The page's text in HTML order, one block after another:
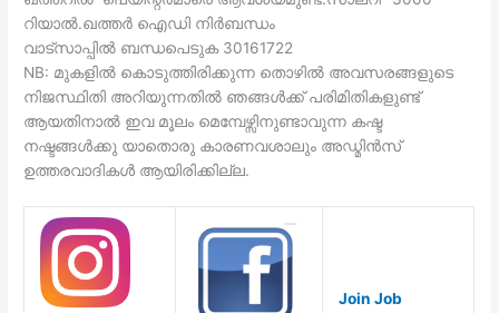
റിയാൽ.ഖത്തർ ഐഡി നിർബന്ധം
വാട്സാപ്പിൽ ബന്ധപെടുക 30161722
NB: മുകളിൽ കൊടുത്തിരിക്കുന്ന തൊഴിൽ അവസരങ്ങളുടെ
നിജസ്ഥിതി അറിയുന്നതിൽ ഞങ്ങൾക്ക് പരിമിതികളുണ്ട്
ആയതിനാൽ ഇവ മൂലം മെമ്പേഴ്സിനുണ്ടാവുന്ന കഷ്ട
നഷ്ടങ്ങൾക്കു യാതൊരു കാരണവശാലും അഡ്മിൻസ്
ഉത്തരവാദികൾ ആയിരിക്കില്ല.
Join Job